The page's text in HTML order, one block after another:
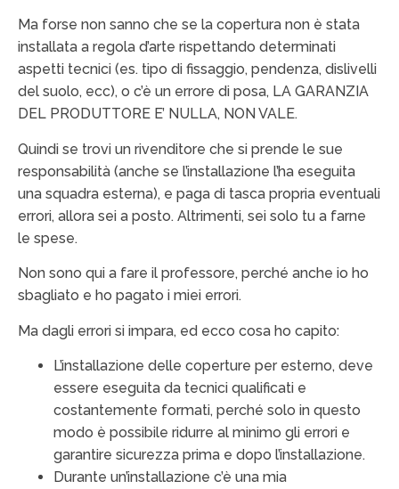
Ma forse non sanno che se la copertura non è stata
installata a regola d’arte rispettando determinati
aspetti tecnici (es. tipo di fissaggio, pendenza, dislivelli
del suolo, ecc), o c’è un errore di posa, LA GARANZIA
DEL PRODUTTORE E’ NULLA, NON VALE.
Quindi se trovi un rivenditore che si prende le sue
responsabilità (anche se l’installazione l’ha eseguita
una squadra esterna), e paga di tasca propria eventuali
errori, allora sei a posto. Altrimenti, sei solo tu a farne
le spese.
Non sono qui a fare il professore, perché anche io ho
sbagliato e ho pagato i miei errori.
Ma dagli errori si impara, ed ecco cosa ho capito:
L’installazione delle coperture per esterno, deve
essere eseguita da tecnici qualificati e
costantemente formati, perché solo in questo
modo è possibile ridurre al minimo gli errori e
garantire sicurezza prima e dopo l’installazione.
Durante un’installazione c’è una mia